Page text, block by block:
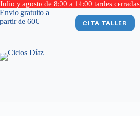
Julio y agosto de 8:00 a 14:00 tardes cerradas
Saltar
al
Envio gratuito a
partir de 60€
CITA TALLER